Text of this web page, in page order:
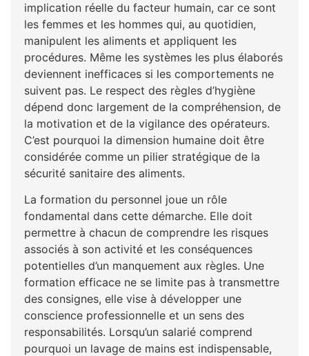
implication réelle du facteur humain, car ce sont
les femmes et les hommes qui, au quotidien,
manipulent les aliments et appliquent les
procédures. Même les systèmes les plus élaborés
deviennent inefficaces si les comportements ne
suivent pas. Le respect des règles d’hygiène
dépend donc largement de la compréhension, de
la motivation et de la vigilance des opérateurs.
C’est pourquoi la dimension humaine doit être
considérée comme un pilier stratégique de la
sécurité sanitaire des aliments.
La formation du personnel joue un rôle
fondamental dans cette démarche. Elle doit
permettre à chacun de comprendre les risques
associés à son activité et les conséquences
potentielles d’un manquement aux règles. Une
formation efficace ne se limite pas à transmettre
des consignes, elle vise à développer une
conscience professionnelle et un sens des
responsabilités. Lorsqu’un salarié comprend
pourquoi un lavage de mains est indispensable,